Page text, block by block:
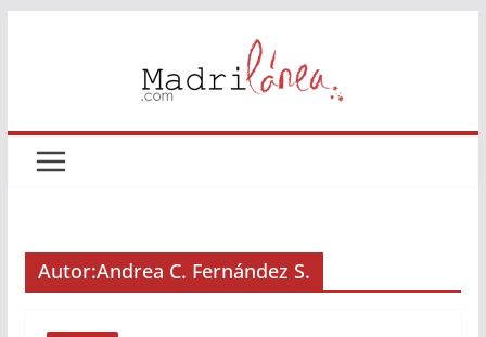
Autor:Andrea C. Fernández S.